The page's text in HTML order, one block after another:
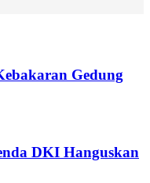
Gedung
DKI Hanguskan